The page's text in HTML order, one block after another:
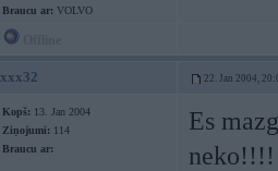
Braucu ar: VOLVO
xxx32 22. Jan 2004,
Kopš: 13. Jan 2004
Ziņojumi: 114
Braucu ar:
Es
neko!!!!